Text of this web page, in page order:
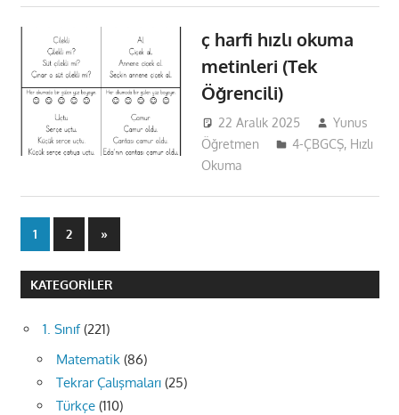
ç harfi hızlı okuma
metinleri (Tek
Öğrencili)
22 Aralık 2025
Yunus
Öğretmen
4-ÇBGCŞ, Hızlı
Okuma
Yazı
sayfalaması
1 2
Next
Posts
»
KATEGORILER
1. Sınıf(221)
Matematik (86)
Tekrar Çalışmaları (25)
Türkçe (110)